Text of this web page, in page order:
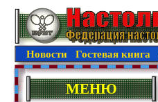
Новости Гостевая книга
МЕНЮ